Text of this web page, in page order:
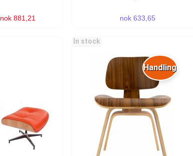
nok 881,21 nok 633,65
In stock
Handling